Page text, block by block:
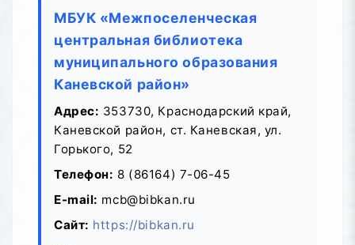
МБУК «Межпоселенческая
центральная библиотека
муниципального образования
Каневской район»
Адрес: 353730, Краснодарский край,
Каневской район, ст. Каневская, ул.
Горького, 52
Телефон: 8 (86164) 7-06-45
E-mail: mcb@bibkan.ru
Сайт: https://bibkan.ru